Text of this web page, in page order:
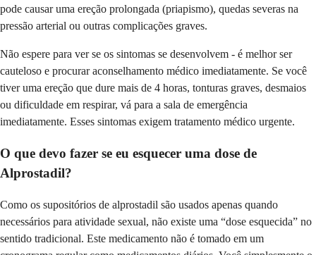
pode causar uma ereção prolongada (priapismo), quedas severas na
pressão arterial ou outras complicações graves.
Não espere para ver se os sintomas se desenvolvem - é melhor ser
cauteloso e procurar aconselhamento médico imediatamente. Se você
tiver uma ereção que dure mais de 4 horas, tonturas graves, desmaios
ou dificuldade em respirar, vá para a sala de emergência
imediatamente. Esses sintomas exigem tratamento médico urgente.
O que devo fazer se eu esquecer uma dose de
Alprostadil?
Como os supositórios de alprostadil são usados ​​apenas quando
necessários para atividade sexual, não existe uma “dose esquecida” no
sentido tradicional. Este medicamento não é tomado em um